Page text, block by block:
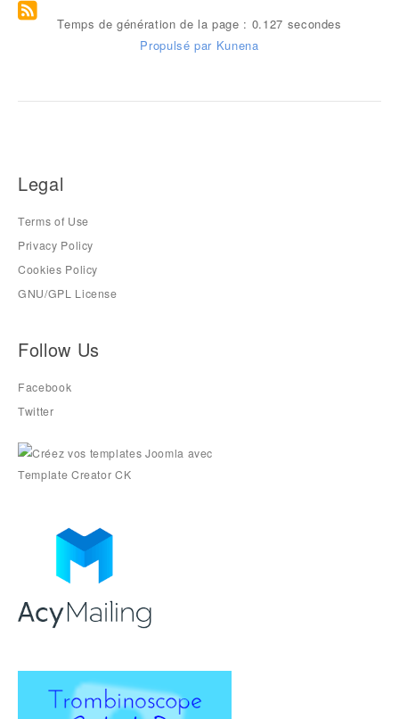
Temps de génération de la page : 0.127 secondes
Propulsé par Kunena
Legal
Terms of Use
Privacy Policy
Cookies Policy
GNU/GPL License
Follow Us
Facebook
Twitter